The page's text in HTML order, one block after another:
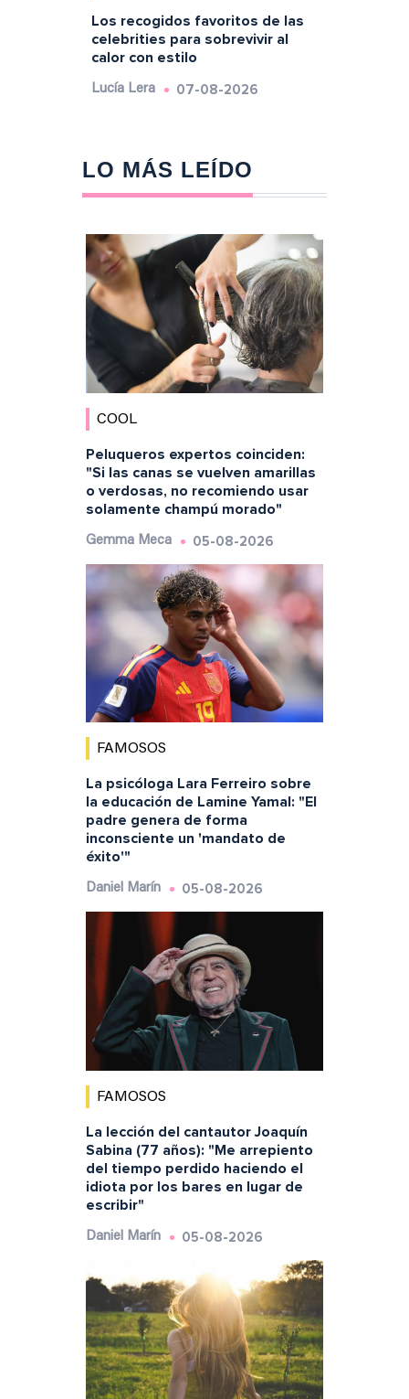
Los recogidos favoritos de las
celebrities para sobrevivir al
calor con estilo
Lucía Lera 07-08-2026
LO MÁS LEÍDO
COOL
Peluqueros expertos coinciden:
"Si las canas se vuelven amarillas
o verdosas, no recomiendo usar
solamente champú morado"
Gemma Meca 05-08-2026
FAMOSOS
La psicóloga Lara Ferreiro sobre
la educación de Lamine Yamal: "El
padre genera de forma
inconsciente un 'mandato de
éxito'"
Daniel Marín 05-08-2026
FAMOSOS
La lección del cantautor Joaquín
Sabina (77 años): "Me arrepiento
del tiempo perdido haciendo el
idiota por los bares en lugar de
escribir"
Daniel Marín 05-08-2026